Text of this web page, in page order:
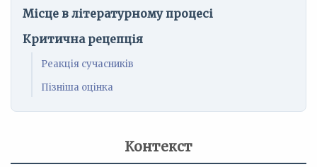
Місце в літературному процесі
Критична рецепція
Реакція сучасників
Пізніша оцінка
Контекст